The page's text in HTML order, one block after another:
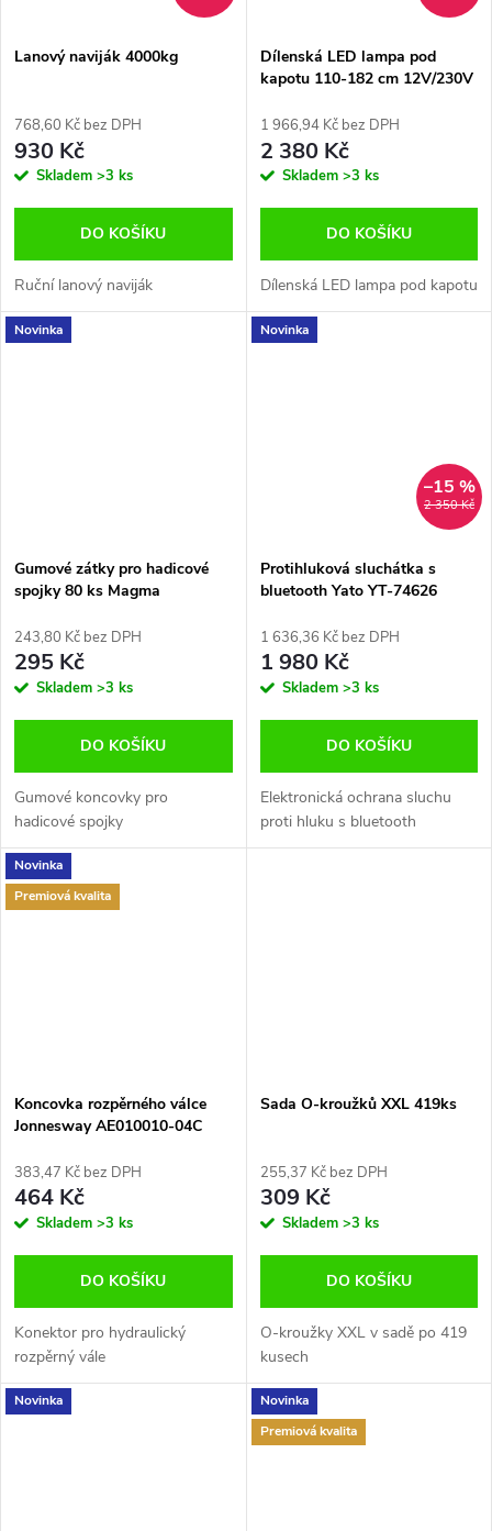
Lanový naviják 4000kg
768,60 Kč bez DPH
930 Kč
Skladem >3 ks
DO KOŠÍKU
Ruční lanový naviják
Dílenská LED lampa pod
kapotu 110-182 cm 12V/230V
1 966,94 Kč bez DPH
2 380 Kč
Skladem >3 ks
DO KOŠÍKU
Dílenská LED lampa pod kapotu
Novinka
Gumové zátky pro hadicové
spojky 80 ks Magma
243,80 Kč bez DPH
295 Kč
Skladem >3 ks
DO KOŠÍKU
Gumové koncovky pro
hadicové spojky
Novinka
2 350 Kč
–15 %
Protihluková sluchátka s
bluetooth Yato YT-74626
1 636,36 Kč bez DPH
1 980 Kč
Skladem >3 ks
DO KOŠÍKU
Elektronická ochrana sluchu
proti hluku s bluetooth
Novinka
Premiová kvalita
Koncovka rozpěrného válce
Jonnesway AE010010-04C
383,47 Kč bez DPH
464 Kč
Skladem >3 ks
DO KOŠÍKU
Konektor pro hydraulický
rozpěrný vále
Sada O-kroužků XXL 419ks
255,37 Kč bez DPH
309 Kč
Skladem >3 ks
DO KOŠÍKU
O-kroužky XXL v sadě po 419
kusech
Novinka
Novinka
Premiová kvalita